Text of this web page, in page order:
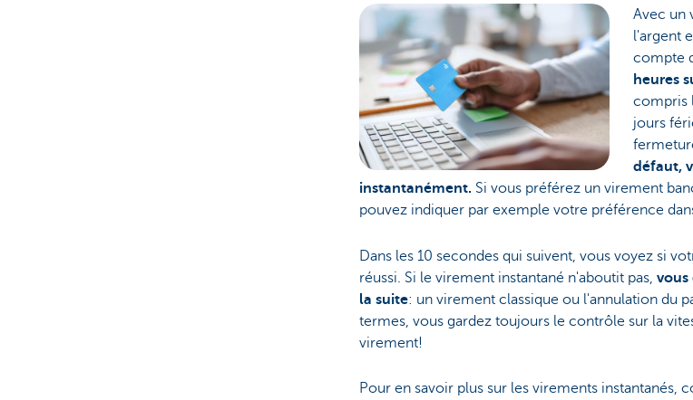
Avec un
l'argent
compte
heures
compris
jours
défaut,
instantanément. Si vous préférez un virement
pouvez indiquer par exemple votre préférence
Dans les 10 secondes qui suivent, vous voyez si
réussi. Si le virement instantané n'aboutit pas, vous
la suite: un virement classique ou l'annulation du
termes, vous gardez toujours le contrôle sur la
virement!
Pour en savoir plus sur les virements instantanés,